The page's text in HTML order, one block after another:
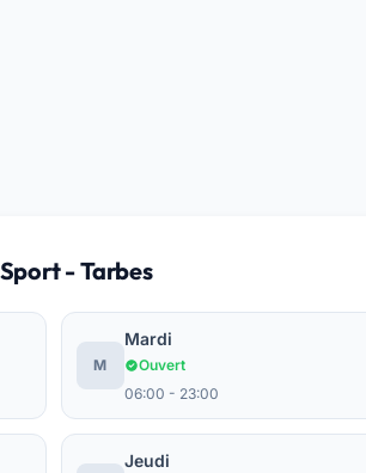
- Tarbes
M
Mardi
Ouvert
06:00 - 23:00
Jeudi